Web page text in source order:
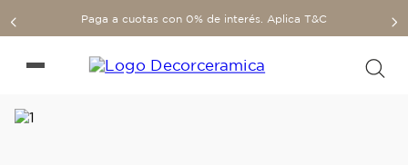
Paga a cuotas con 0% de interés. Aplica T&C